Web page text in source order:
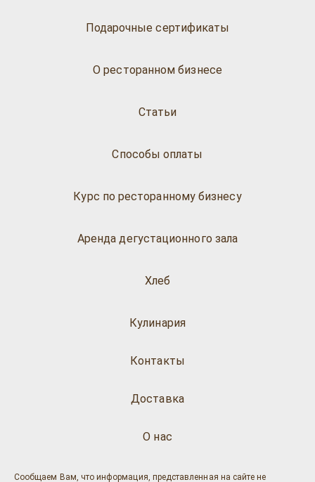
Подарочные сертификаты
О ресторанном бизнесе
Статьи
Способы оплаты
Курс по ресторанному бизнесу
Аренда дегустационного зала
Хлеб
Кулинария
О нас
Доставка
Контакты
Сообщаем Вам, что информация, представленная на сайте не